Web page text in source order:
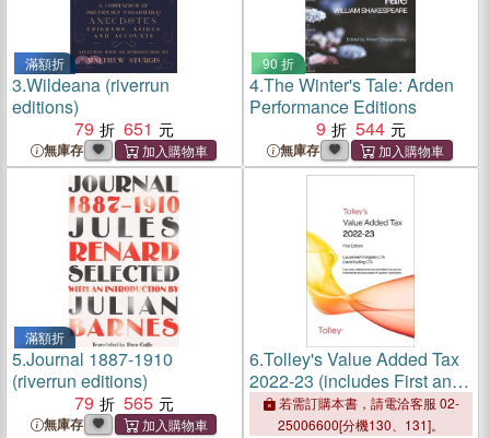
滿額折
3.Wildeana (riverrun
editions)
79
651
無庫存
90 折
4.The Winter's Tale: Arden
Performance Editions
9
544
無庫存
滿額折
5.Journal 1887-1910
(riverrun editions)
79
565
無庫存
6.Tolley's Value Added Tax
2022-23 (includes First and
Second editions)：(includes
First and Second editions)
若需訂購本書，請電洽客服 02-
25006600[分機130、131]。